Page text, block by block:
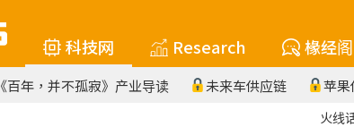
科技网 Research 椽经阁
《百年，并不孤寂》产业导读 未来车供应链 苹果
火线